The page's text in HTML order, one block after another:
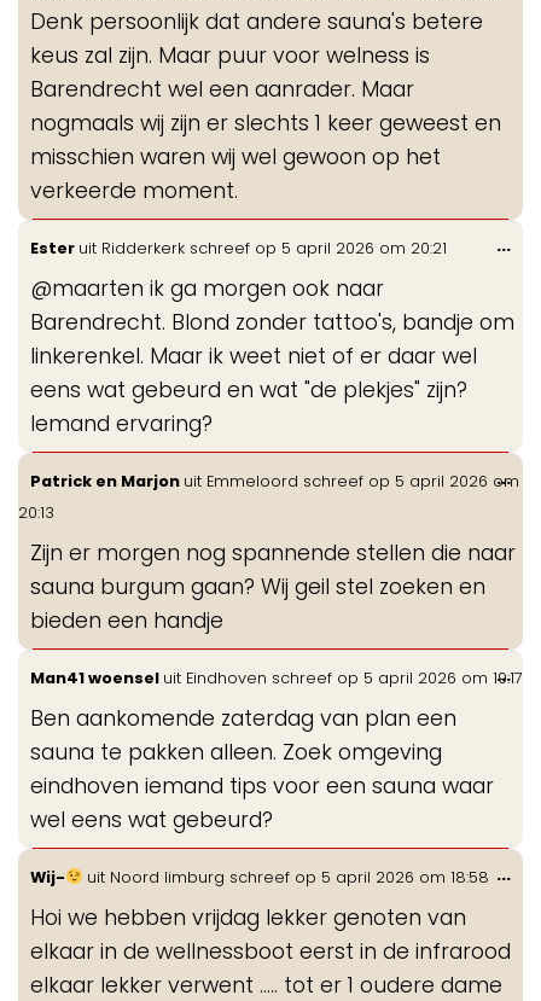
Denk persoonlijk dat andere sauna's betere
keus zal zijn. Maar puur voor welness is
Barendrecht wel een aanrader. Maar
nogmaals wij zijn er slechts 1 keer geweest en
misschien waren wij wel gewoon op het
verkeerde moment.
Ester uit Ridderkerk schreef op 5 april 2026 om 20:21
@maarten ik ga morgen ook naar
Barendrecht. Blond zonder tattoo's, bandje om
linkerenkel. Maar ik weet niet of er daar wel
eens wat gebeurd en wat "de plekjes" zijn?
Iemand ervaring?
...
Patrick en Marjon uit Emmeloord schreef op 5 april 2026 om
20:13
Zijn er morgen nog spannende stellen die naar
sauna burgum gaan? Wij geil stel zoeken en
bieden een handje
...
Man41 woensel uit Eindhoven schreef op 5 april 2026 om 19:17
Ben aankomende zaterdag van plan een
sauna te pakken alleen. Zoek omgeving
eindhoven iemand tips voor een sauna waar
wel eens wat gebeurd?
...
Wij- uit Noord limburg schreef op 5 april 2026 om 18:58
Hoi we hebben vrijdag lekker genoten van
elkaar in de wellnessboot eerst in de infrarood
elkaar lekker verwent ..... tot er 1 oudere dame
...